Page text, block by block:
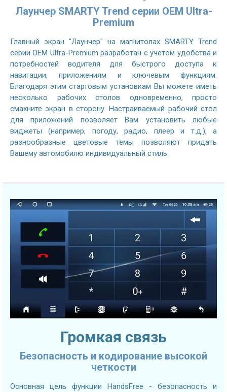
Лаунчер SMARTY Trend серии OEM Ultra-
Premium
Главный экран "Лаунчер" на магнитолах SMARTY Trend
серии OEM Ultra-Premium разработан с учетом удобства и
потребностей водителя для быстрого доступа к
навигации, приложениям и ключевым функциям.
Благодаря этим стартовым установкам Вы можете иметь
несколько рабочих столов одновременно, просто
смахните экран в сторону. Настраиваемый рабочий стол
для приложений позволяет Вам установить любые
виджеты (например, погоду, радио, плеер и т.д.), а
разнообразные цветовые темы позволяют придать
Вашему автомобилю индивидуальный стиль.
Громкая связь
Безопасность и кодирование высокой
четкости
Основная цель функции HandsFree - безопасность и